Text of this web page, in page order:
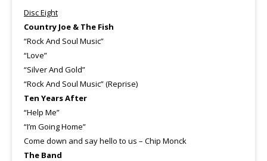
Disc Eight
Country Joe & The Fish
“Rock And Soul Music”
“Love”
“Silver And Gold”
“Rock And Soul Music” (Reprise)
Ten Years After
“Help Me”
“I’m Going Home”
Come down and say hello to us – Chip Monck
The Band